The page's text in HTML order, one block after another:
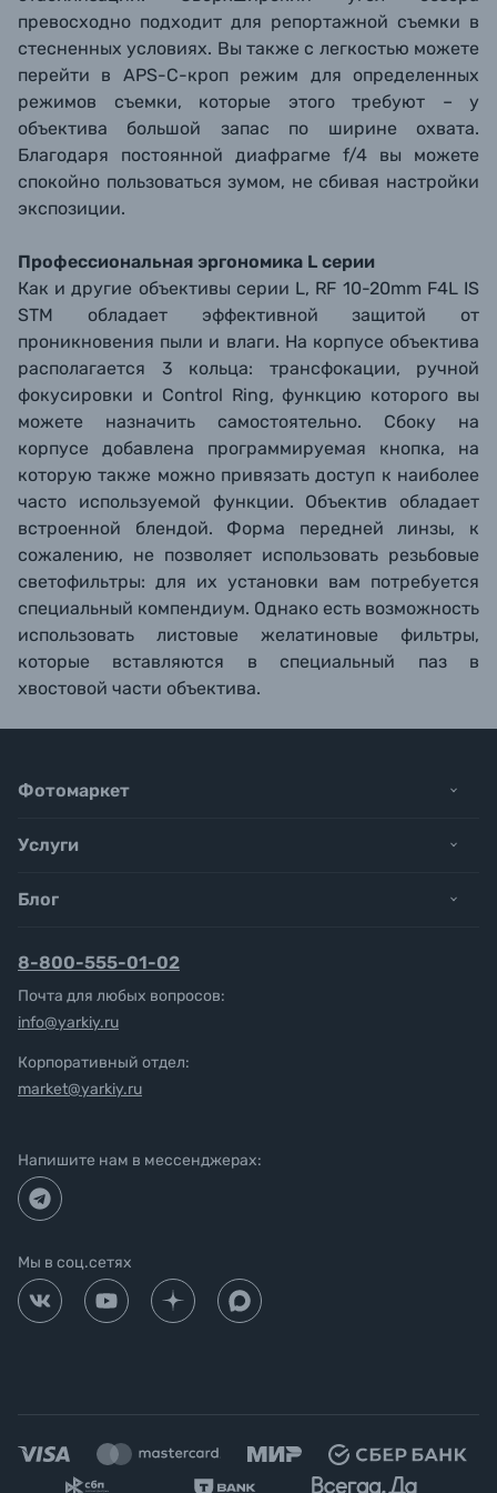
превосходно подходит для репортажной съемки в
стесненных условиях. Вы также с легкостью можете
перейти в APS-C-кроп режим для определенных
режимов съемки, которые этого требуют – у
объектива большой запас по ширине охвата.
Благодаря постоянной диафрагме f/4 вы можете
спокойно пользоваться зумом, не сбивая настройки
экспозиции.
Профессиональная эргономика L серии
Как и другие объективы серии L, RF 10-20mm F4L IS
STM обладает эффективной защитой от
проникновения пыли и влаги. На корпусе объектива
располагается 3 кольца: трансфокации, ручной
фокусировки и Control Ring, функцию которого вы
можете назначить самостоятельно. Сбоку на
корпусе добавлена программируемая кнопка, на
которую также можно привязать доступ к наиболее
часто используемой функции. Объектив обладает
встроенной блендой. Форма передней линзы, к
сожалению, не позволяет использовать резьбовые
светофильтры: для их установки вам потребуется
специальный компендиум. Однако есть возможность
использовать листовые желатиновые фильтры,
которые вставляются в специальный паз в
хвостовой части объектива.
Фотомаркет
Услуги
Блог
8-800-555-01-02
Почта для любых вопросов:
info@yarkiy.ru
Корпоративный отдел:
market@yarkiy.ru
Напишите нам в мессенджерах:
Мы в соц.сетях